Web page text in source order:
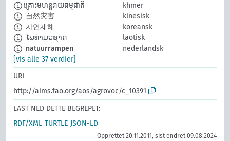
​គ្រោះមហន្តរាយធម្មជាតិ
khmer
自然灾害
kinesisk
자연재해
koreansk
ໄພທຳມະຊາດ
laotisk
natuurrampen
nederlandsk
[vis alle 37 verdier]
URI
http://aims.fao.org/aos/agrovoc/c_10391
LAST NED DETTE BEGREPET:
RDF/XML TURTLE JSON-LD
Opprettet 20.11.2011, sist endret 09.08.2024